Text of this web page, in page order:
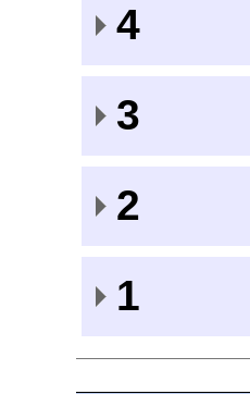
4
3
2
1